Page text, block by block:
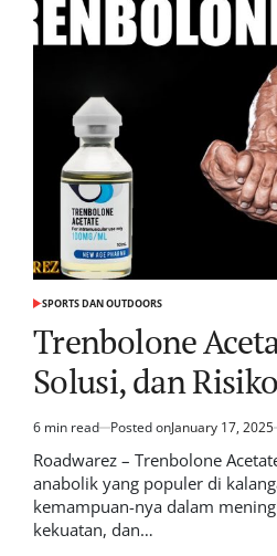
POSTED
SPORTS DAN OUTDOORS
Trenbolone
Solusi, dan
Estimated
read
6 min read Posted onJanuary 17, 2025
Roadwarez – Trenbolone
anabolik yang populer di
kemampuan-nya dalam
kekuatan, dan…